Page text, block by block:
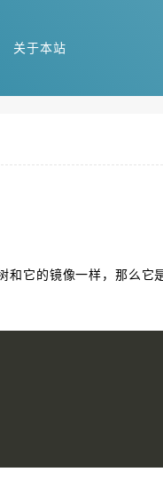
关于本站
和它的镜像一样，那么它